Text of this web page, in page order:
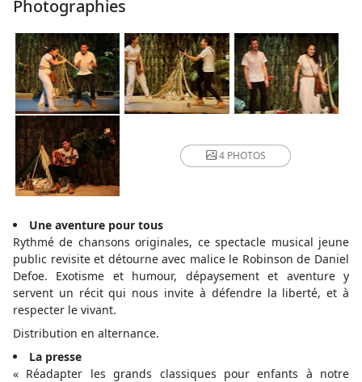
Photographies
4 PHOTOS
Une aventure pour tous
Rythmé de chansons originales, ce spectacle musical jeune
public revisite et détourne avec malice le Robinson de Daniel
Defoe. Exotisme et humour, dépaysement et aventure y
servent un récit qui nous invite à défendre la liberté, et à
respecter le vivant.
Distribution en alternance.
La presse
« Réadapter les grands classiques pour enfants à notre